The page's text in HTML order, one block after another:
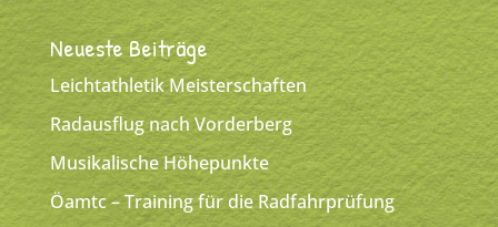
Neueste Beiträge
Leichtathletik Meisterschaften
Radausflug nach Vorderberg
Musikalische Höhepunkte
Öamtc – Training für die Radfahrprüfung